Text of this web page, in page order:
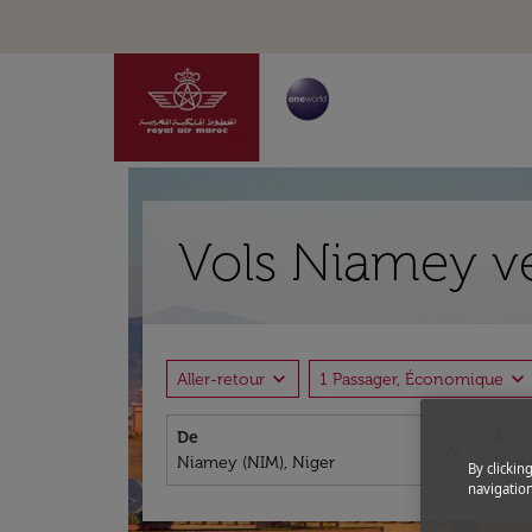
Vols Niamey
Aller-retour expand_more 1 Passager, Économique expand_more
De
By